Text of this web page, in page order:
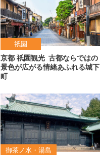
祇園
京都 祇園観光 古都ならではの
景色が広がる情緒あふれる城下
町
御茶ノ水・湯島